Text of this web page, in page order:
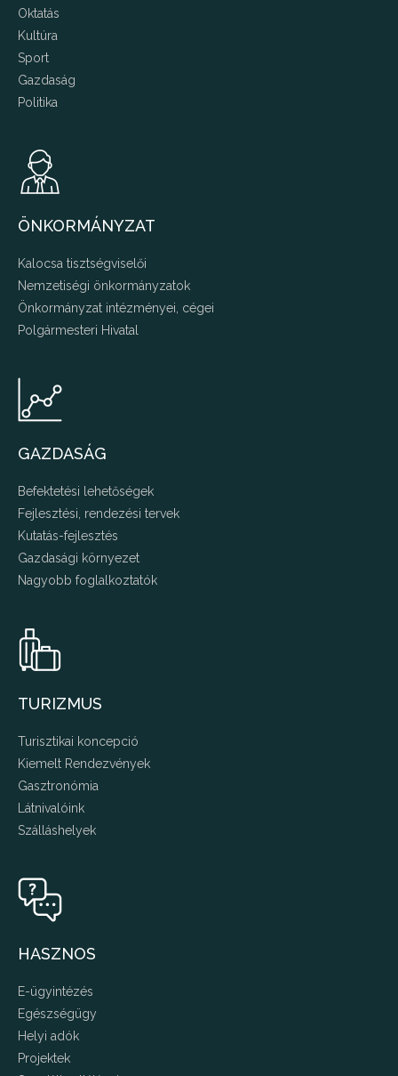
Oktatás
Kultúra
Sport
Gazdaság
Politika
ÖNKORMÁNYZAT
Kalocsa tisztségviselői
Nemzetiségi önkormányzatok
Önkormányzat intézményei, cégei
Polgármesteri Hivatal
GAZDASÁG
Befektetési lehetőségek
Fejlesztési, rendezési tervek
Kutatás-fejlesztés
Gazdasági környezet
Nagyobb foglalkoztatók
TURIZMUS
Turisztikai koncepció
Kiemelt Rendezvények
Gasztronómia
Látnivalóink
Szálláshelyek
HASZNOS
E-ügyintézés
Egészségügy
Helyi adók
Projektek